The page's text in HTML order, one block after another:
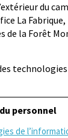
du
La
de la Forêt
personnel
de